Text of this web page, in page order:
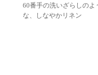
60番手の洗いざらしのよ
な、しなやかリネン